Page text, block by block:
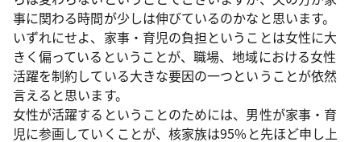
事に関わる時間が少しは伸びているのかなと思います。
いずれにせよ、家事・育児の負担ということは女性に大
きく偏っているということが、職場、地域における女性
活躍を制約している大きな要因の一つということが依然
言えると思います。
女性が活躍するということのためには、男性が家事・育
児に参画していくことが、核家族は95%と先ほど申し上